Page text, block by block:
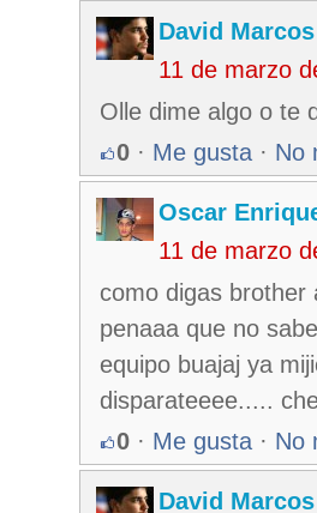
David Marcos
11 de marzo
Olle dime algo o te
0 · Me gusta · No
Oscar
11 de marzo
como digas brother
penaaa que no
equipo buajaj ya
disparateeee.....
0 · Me gusta · No
David Marcos